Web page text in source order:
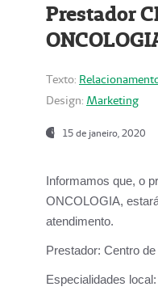
Prestador
Texto:
Design: Marketing
15 de janeiro, 2020
Informamos que, o
ONCOLOGIA,
atendimento.
Prestador: Centro
Especialidades local: